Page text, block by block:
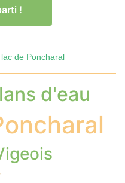
!
de Poncharal
d'eau